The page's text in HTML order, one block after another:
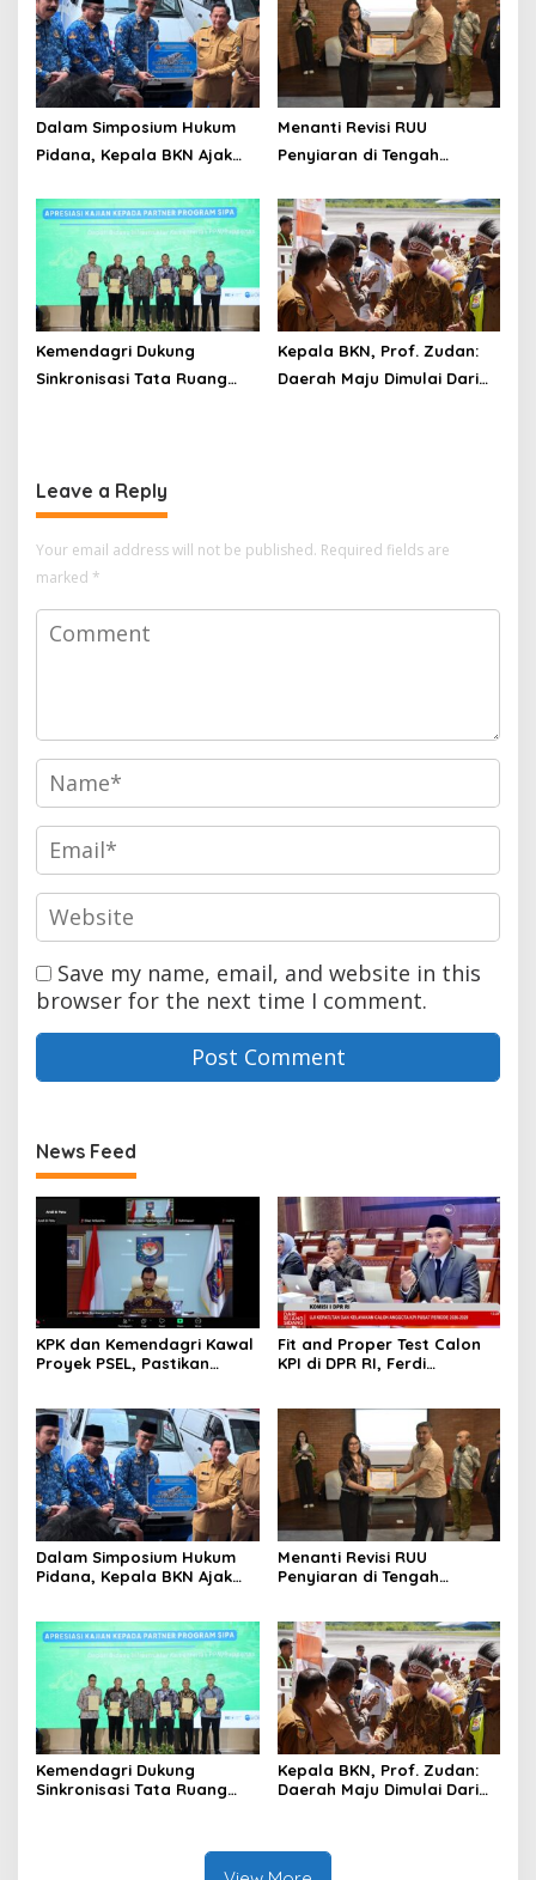
Lingkungan
Menuju Ekosistem
Penyiaran yang Adaptif
Dalam Simposium Hukum
Pidana, Kepala BKN Ajak
Pencegahan Tindak Pidana
di Birokrasi
Menanti Revisi RUU
Penyiaran di Tengah
Akademisi: Jangan Terus
Jadi “Messi dan Ronaldo”
Legislasi
Kemendagri Dukung
Sinkronisasi Tata Ruang
Kepala BKN, Prof. Zudan:
Daerah Maju Dimulai Dari
Leave a Reply
Your email address will not be published. Required fields are
marked *
Save my name, email, and website in this
browser for the next time I comment.
News Feed
KPK dan Kemendagri Kawal
Proyek PSEL, Pastikan
Lingkungan
Fit and Proper Test Calon
KPI di DPR RI, Ferdi
Menuju Ekosistem
Penyiaran yang Adaptif
Dalam Simposium Hukum
Pidana, Kepala BKN Ajak
di Birokrasi
Menanti Revisi RUU
Penyiaran di Tengah
Jadi “Messi dan Ronaldo”
Legislasi
Kemendagri Dukung
Sinkronisasi Tata Ruang
Kepala BKN, Prof. Zudan:
Daerah Maju Dimulai Dari